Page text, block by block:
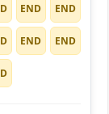
END END
END END